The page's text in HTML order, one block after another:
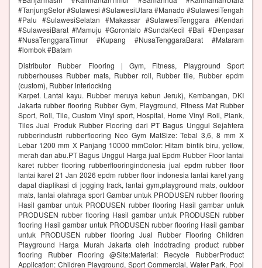
#TanjungSelor #Sulawesi #SulawesiUtara #Manado #SulawesiTengah
#Palu #SulawesiSelatan #Makassar #SulawesiTenggara #Kendari
#SulawesiBarat #Mamuju #Gorontalo #SundaKecil #Bali #Denpasar
#NusaTenggaraTimur #Kupang #NusaTenggaraBarat #Mataram
#lombok #Batam
Distributor Rubber Flooring | Gym, Fitness, Playground Sport
rubberhouses Rubber mats, Rubber roll, Rubber tile, Rubber epdm
(custom), Rubber interlocking
Karpet. Lantai kayu. Rubber meruya kebun Jeruk), Kembangan, DKI
Jakarta rubber flooring Rubber Gym, Playground, Fitness Mat Rubber
Sport, Roll, Tile, Custom Vinyl sport, Hospital, Home Vinyl Roll, Plank,
Tiles Jual Produk Rubber Flooring dari PT Bagus Unggul Sejahtera
rubberindustri rubberflooring Neo Gym MatSize: Tebal 3,6, 8 mm X
Lebar 1200 mm X Panjang 10000 mmColor: Hitam bintik biru, yellow,
merah dan abu.PT Bagus Unggul Harga jual Epdm Rubber Floor lantai
karet rubber flooring rubberflooringindonesia jual epdm rubber floor
lantai karet 21 Jan 2026 epdm rubber floor indonesia lantai karet yang
dapat diaplikasi di jogging track, lantai gym,playground mats, outdoor
mats, lantai olahraga sport Gambar untuk PRODUSEN rubber flooring
Hasil gambar untuk PRODUSEN rubber flooring Hasil gambar untuk
PRODUSEN rubber flooring Hasil gambar untuk PRODUSEN rubber
flooring Hasil gambar untuk PRODUSEN rubber flooring Hasil gambar
untuk PRODUSEN rubber flooring Jual Rubber Flooring Children
Playground Harga Murah Jakarta oleh indotrading product rubber
flooring Rubber Flooring @Site:Material: Recycle RubberProduct
Application: Children Playground, Sport Commercial, Water Park, Pool